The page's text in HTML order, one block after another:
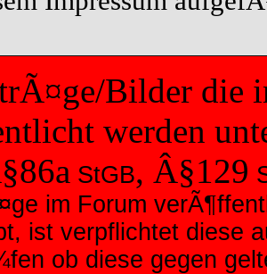
Bilder die
werden
StGB, Â§129
im Forum
ist verpflichtet diese
ob diese gegen